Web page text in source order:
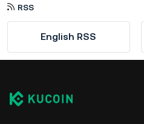
RSS
English RSS